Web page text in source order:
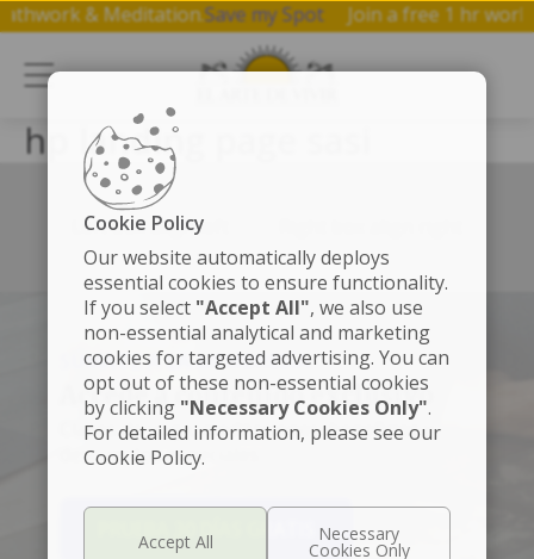
& Meditation.Save my Spot Join a free 1 hr
hp landing page sasi
Left box align left
SÚMATE A LA MEMBRESÍA
Accede a contenido exclusivo
Clases de yoga, meditaciones, beneficios y
descuentos especiales.
PRUEBA 30 DÍAS GRATIS
Cookie Policy
Our website automatically deploys
essential cookies to ensure functionality.
If you select "Accept All", we also use
non-essential analytical and marketing
cookies for targeted advertising. You can
opt out of these non-essential cookies
by clicking "Necessary Cookies Only".
For detailed information, please see our
Cookie Policy.